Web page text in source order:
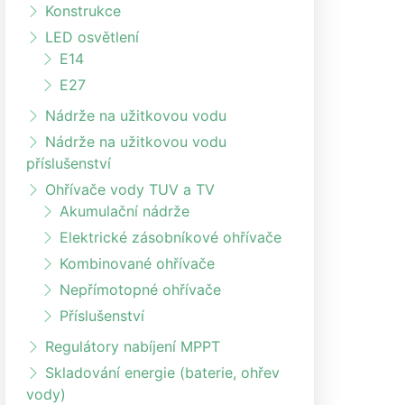
Konstrukce
LED osvětlení
E14
E27
Nádrže na užitkovou vodu
Nádrže na užitkovou vodu
příslušenství
Ohřívače vody TUV a TV
Akumulační nádrže
Elektrické zásobníkové ohřívače
Kombinované ohřívače
Nepřímotopné ohřívače
Příslušenství
Regulátory nabíjení MPPT
Skladování energie (baterie, ohřev
vody)